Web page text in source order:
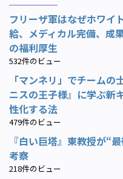
フリーザ軍はなぜホワイ
給、メディカル完備、成
の福利厚生
532件のビュー
「マンネリ」でチーム
ニスの王子様』に学ぶ新
性化する法
479件のビュー
『白い巨塔』東教授が“
考察
218件のビュー